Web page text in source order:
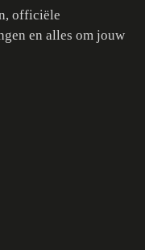
officiële
en alles om jouw